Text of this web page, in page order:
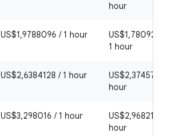
hour
US$1,9788096 / 1 hour
1 hour
US$2,6384128 / 1 hour
US$2,37457152
hour
US$3,298016 / 1 hour
US$2,9682144
hour